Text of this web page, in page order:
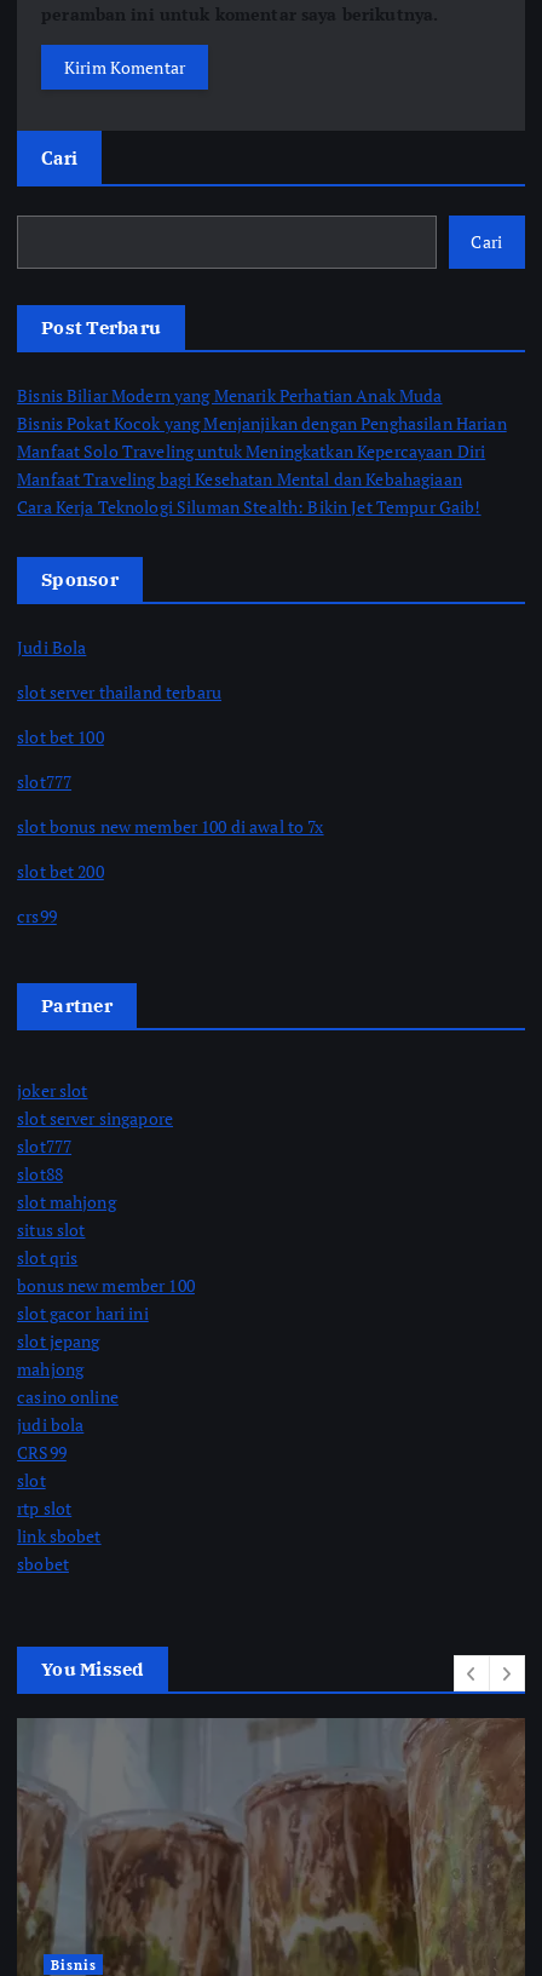
peramban ini untuk komentar saya berikutnya.
Cari
Cari
Post Terbaru
Bisnis Biliar Modern yang Menarik Perhatian Anak Muda
Bisnis Pokat Kocok yang Menjanjikan dengan Penghasilan Harian
Manfaat Solo Traveling untuk Meningkatkan Kepercayaan Diri
Manfaat Traveling bagi Kesehatan Mental dan Kebahagiaan
Cara Kerja Teknologi Siluman Stealth: Bikin Jet Tempur Gaib!
Sponsor
Judi Bola
slot server thailand terbaru
slot bet 100
slot777
slot bonus new member 100 di awal to 7x
slot bet 200
crs99
Partner
joker slot
slot server singapore
slot777
slot88
slot mahjong
situs slot
slot qris
bonus new member 100
slot gacor hari ini
slot jepang
mahjong
casino online
judi bola
CRS99
slot
rtp slot
link sbobet
sbobet
You Missed